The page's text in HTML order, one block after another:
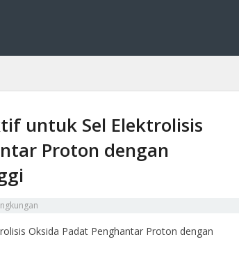
untuk Sel Elektrolisis
Proton dengan